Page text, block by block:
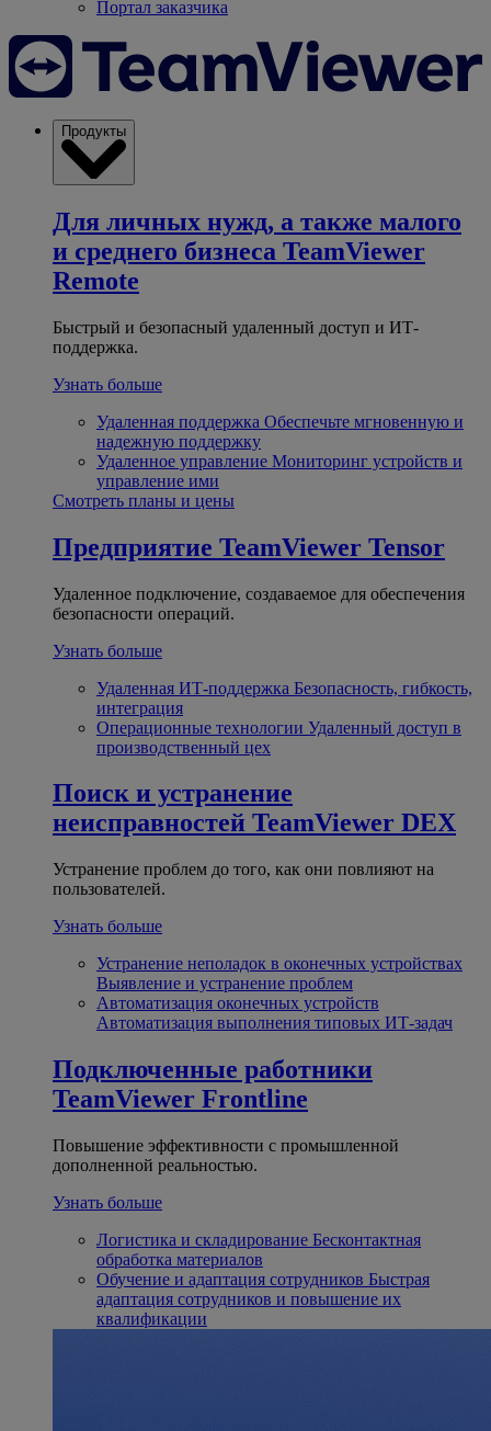
Портал заказчика
Продукты
Для личных нужд, а также малого
и среднего бизнеса TeamViewer
Remote
Быстрый и безопасный удаленный доступ и ИТ-
поддержка.
Узнать больше
Удаленная поддержка Обеспечьте мгновенную и
надежную поддержку
Удаленное управление Мониторинг устройств и
управление ими
Смотреть планы и цены
Предприятие TeamViewer Tensor
Удаленное подключение, создаваемое для обеспечения
безопасности операций.
Узнать больше
Удаленная ИТ-поддержка Безопасность, гибкость,
интеграция
Операционные технологии Удаленный доступ в
производственный цех
Поиск и устранение
неисправностей TeamViewer DEX
Устранение проблем до того, как они повлияют на
пользователей.
Узнать больше
Устранение неполадок в оконечных устройствах
Выявление и устранение проблем
Автоматизация оконечных устройств
Автоматизация выполнения типовых ИТ-задач
Подключенные работники
TeamViewer Frontline
Повышение эффективности с промышленной
дополненной реальностью.
Узнать больше
Логистика и складирование Бесконтактная
обработка материалов
Обучение и адаптация сотрудников Быстрая
адаптация сотрудников и повышение их
квалификации